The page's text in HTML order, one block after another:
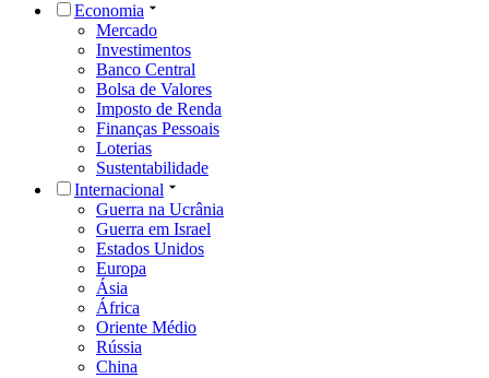
Economia
Mercado
Investimentos
Banco Central
Bolsa de Valores
Imposto de Renda
Finanças Pessoais
Loterias
Sustentabilidade
Internacional
Guerra na Ucrânia
Guerra em Israel
Estados Unidos
Europa
Ásia
África
Oriente Médio
Rússia
China